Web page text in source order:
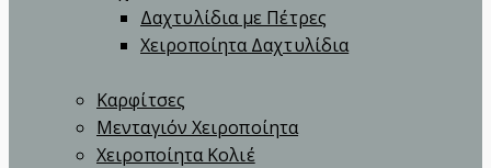
Δαχτυλίδια με Πέτρες
Χειροποίητα Δαχτυλίδια
Καρφίτσες
Μενταγιόν Χειροποίητα
Χειροποίητα Κολιέ